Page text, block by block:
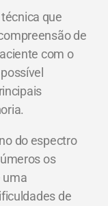
que
de
com o
do espectro
os
uma
de